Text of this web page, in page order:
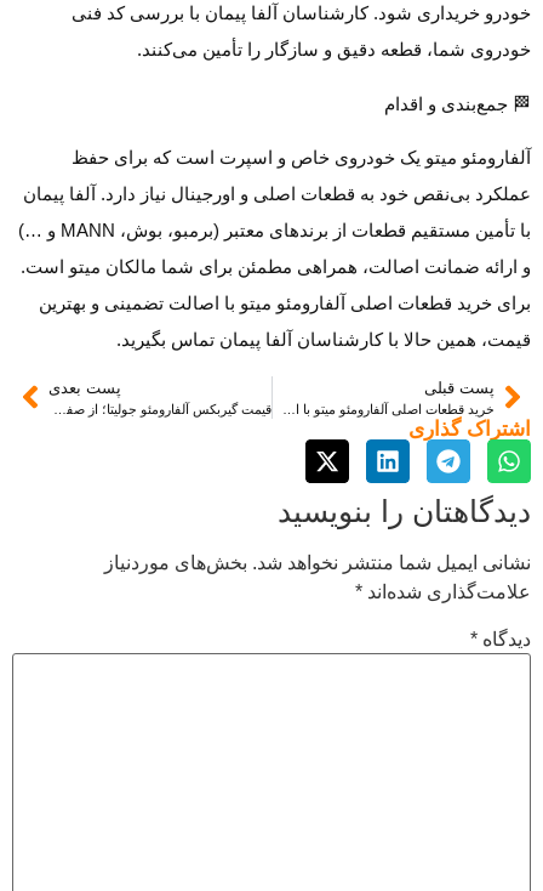
خودرو خریداری شود. کارشناسان آلفا پیمان با بررسی کد فنی
خودروی شما، قطعه دقیق و سازگار را تأمین می‌کنند.
🏁 جمع‌بندی و اقدام
آلفارومئو میتو یک خودروی خاص و اسپرت است که برای حفظ
عملکرد بی‌نقص خود به قطعات اصلی و اورجینال نیاز دارد. آلفا پیمان
با تأمین مستقیم قطعات از برندهای معتبر (برمبو، بوش، MANN و …)
و ارائه ضمانت اصالت، همراهی مطمئن برای شما مالکان میتو است.
برای خرید قطعات اصلی آلفارومئو میتو با اصالت تضمینی و بهترین
قیمت، همین حالا با کارشناسان آلفا پیمان تماس بگیرید.
پست قبلی پست بعدی
اشتراک گذاری
دیدگاهتان را بنویسید
نشانی ایمیل شما منتشر نخواهد شد. بخش‌های موردنیاز
علامت‌گذاری شده‌اند *
دیدگاه *